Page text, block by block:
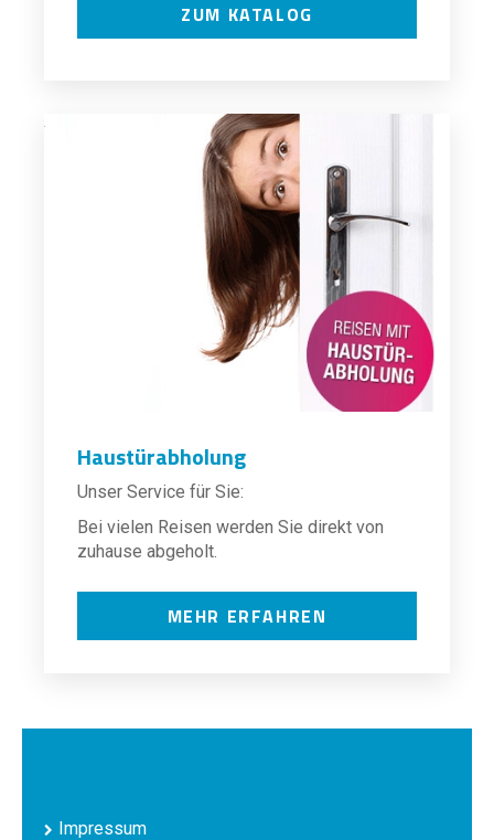
ZUM KATALOG
Haustürabholung
Unser Service für Sie:
Bei vielen Reisen werden Sie direkt von
zuhause abgeholt.
MEHR ERFAHREN
Impressum